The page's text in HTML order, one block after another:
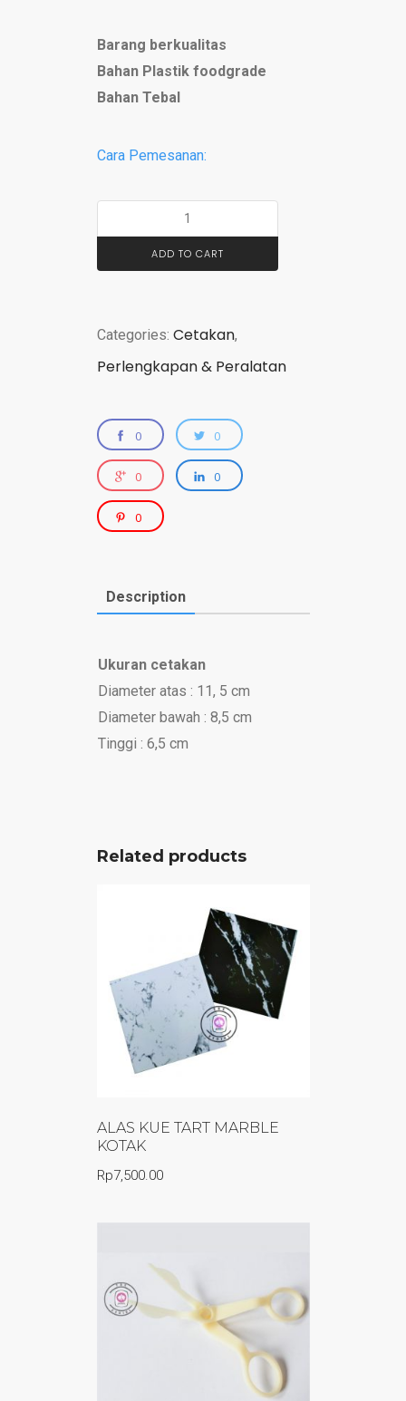
Barang berkualitas
Bahan Plastik foodgrade
Bahan Tebal
Cara Pemesanan:
ADD TO CART
Categories: Cetakan,
Perlengkapan & Peralatan
0 0
0 0
0
Description
Ukuran cetakan
Diameter atas : 11, 5 cm
Diameter bawah : 8,5 cm
Tinggi : 6,5 cm
Related products
ALAS KUE TART MARBLE
KOTAK
Rp7,500.00